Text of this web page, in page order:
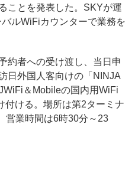
ことを発表した。SKYが運
ルWiFiカウンターで業務を
約者への受け渡し、当日申
日外国人客向けの「NINJA
＆Mobileの国内用WiFi
付ける。場所は第2ターミナ
営業時間は6時30分～23